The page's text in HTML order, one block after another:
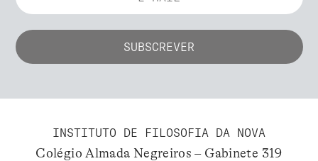
INSTITUTO DE FILOSOFIA DA NOVA
Colégio Almada Negreiros – Gabinete 319